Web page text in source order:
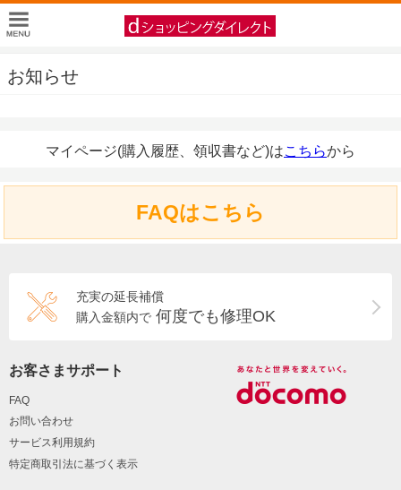
お知らせ
マイページ(購入履歴、領収書など)はこちらから
FAQはこちら
充実の延長補償
購入金額内で 何度でも修理OK
お客さまサポート
FAQ
お問い合わせ
サービス利用規約
特定商取引法に基づく表示